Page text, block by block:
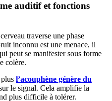
auditif et fonctions
traverse une phase
inconnu est une menace, il
peut se manifester sous forme
colère.
l’acouphène génère du
le signal. Cela amplifie la
plus difficile à tolérer.